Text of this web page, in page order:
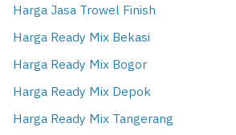
Harga Jasa Trowel Finish
Harga Ready Mix Bekasi
Harga Ready Mix Bogor
Harga Ready Mix Depok
Harga Ready Mix Tangerang